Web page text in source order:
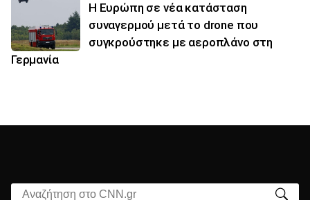
Η Ευρώπη σε νέα κατάσταση
συναγερμού μετά το drone που
συγκρούστηκε με αεροπλάνο στη
Γερμανία
Αναζήτηση στο CNN.gr